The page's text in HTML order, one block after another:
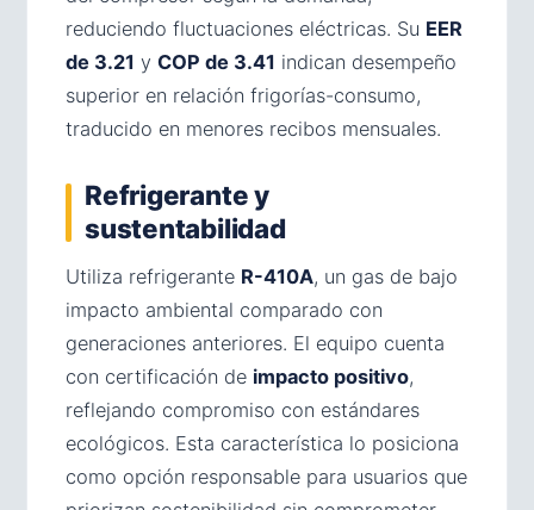
reduciendo fluctuaciones eléctricas. Su EER
de 3.21 y COP de 3.41 indican desempeño
superior en relación frigorías-consumo,
traducido en menores recibos mensuales.
Refrigerante y
sustentabilidad
Utiliza refrigerante R-410A, un gas de bajo
impacto ambiental comparado con
generaciones anteriores. El equipo cuenta
con certificación de impacto positivo,
reflejando compromiso con estándares
ecológicos. Esta característica lo posiciona
como opción responsable para usuarios que